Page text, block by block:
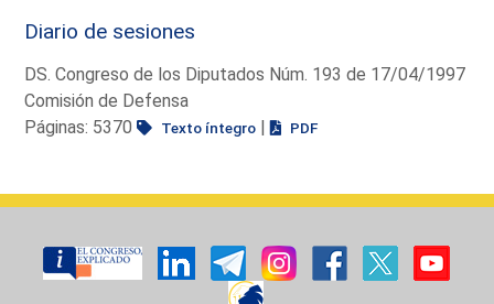
Diario de sesiones
DS. Congreso de los Diputados Núm. 193 de 17/04/1997
Comisión de Defensa
Páginas: 5370
Texto íntegro | PDF